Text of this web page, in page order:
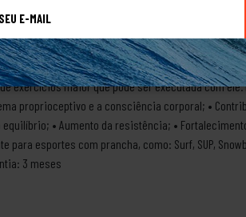
cuidado, pode ser jogado na água ou pode até
40 cm de altura por 12 cm de diâmetro. Eco:
interno) e claro, é sustentável, amigo do meio
cm de diâmetro 📌Qual é o tubo mais indicado
exercícios maior que pode ser executada com ele.
proprioceptivo e a consciência corporal; •
• Aumento da resistência; •
esportes com prancha, como: Surf, SUP,
3 meses